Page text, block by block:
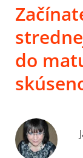
do